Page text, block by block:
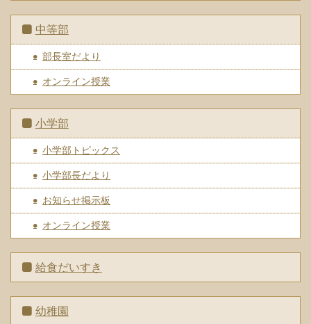
中等部
部長室だより
オンライン授業
小学部
小学部トピックス
小学部長だより
お知らせ掲示板
オンライン授業
給食だいすき
幼稚園